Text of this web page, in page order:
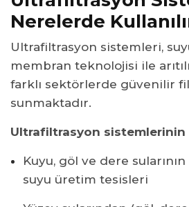
Nerelerde
Ultrafiltrasyon sistemleri,
membran teknolojisi ile
farklı sektörlerde güvenilir
sunmaktadır.
Ultrafiltrasyon sistemlerinin
Kuyu, göl ve dere sularının
suyu üretim tesisleri